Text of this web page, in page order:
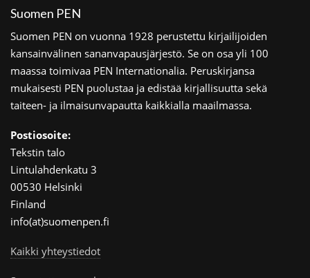
Suomen PEN
Suomen PEN on vuonna 1928 perustettu kirjailijoiden
kansainvälinen sananvapausjärjestö. Se on osa yli 100
maassa toimivaa PEN Internationalia. Peruskirjansa
mukaisesti PEN puolustaa ja edistää kirjallisuutta sekä
taiteen- ja ilmaisunvapautta kaikkialla maailmassa.
Postiosoite:
Tekstin talo
Lintulahdenkatu 3
00530 Helsinki
Finland
info(at)suomenpen.fi
Kaikki yhteystiedot